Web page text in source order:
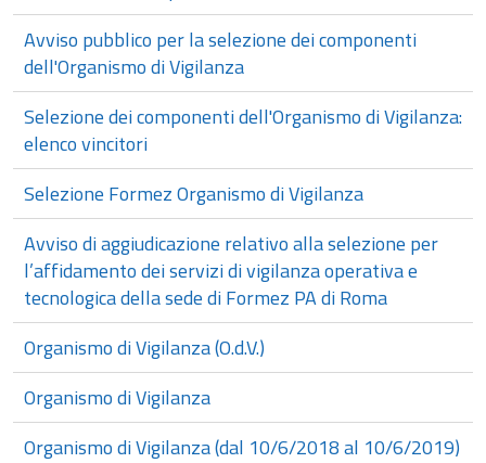
Avviso pubblico per la selezione dei componenti
dell'Organismo di Vigilanza
Selezione dei componenti dell'Organismo di Vigilanza:
elenco vincitori
Selezione Formez Organismo di Vigilanza
Avviso di aggiudicazione relativo alla selezione per
l’affidamento dei servizi di vigilanza operativa e
tecnologica della sede di Formez PA di Roma
Organismo di Vigilanza (O.d.V.)
Organismo di Vigilanza
Organismo di Vigilanza (dal 10/6/2018 al 10/6/2019)